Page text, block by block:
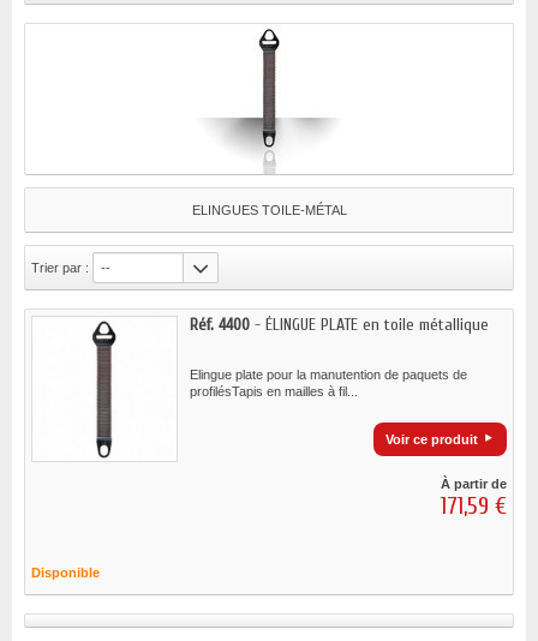
ELINGUES TOILE-MÉTAL
Trier par : --
Réf. 4400 - ÉLINGUE PLATE en toile métallique
Elingue plate pour la manutention de paquets de
profilésTapis en mailles à fil...
Voir ce produit
À partir de
171,59 €
Disponible